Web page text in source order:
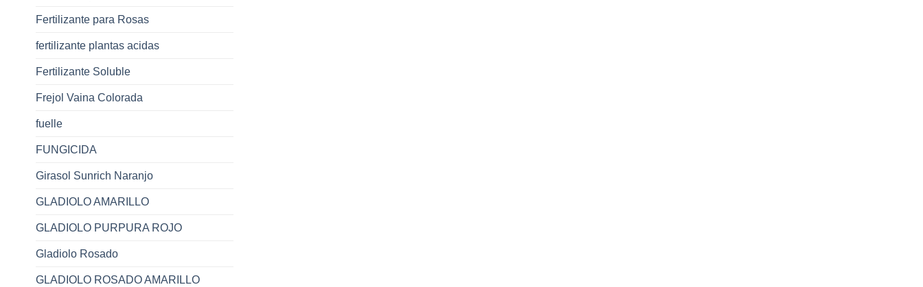
Fertilizante para Rosas
fertilizante plantas acidas
Fertilizante Soluble
Frejol Vaina Colorada
fuelle
FUNGICIDA
Girasol Sunrich Naranjo
GLADIOLO AMARILLO
GLADIOLO PURPURA ROJO
Gladiolo Rosado
GLADIOLO ROSADO AMARILLO